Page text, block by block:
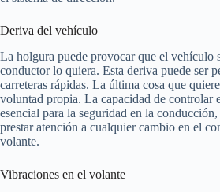
Deriva del vehículo
La holgura puede provocar que el vehículo
conductor lo quiera. Esta deriva puede ser
carreteras rápidas. La última cosa que
voluntad propia. La capacidad de controlar
esencial para la seguridad en la
prestar atención a cualquier cambio en el
volante.
Vibraciones en el volante